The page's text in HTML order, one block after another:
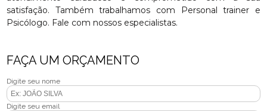
satisfação. Também trabalhamos com Personal trainer e
Psicólogo. Fale com nossos especialistas.
FAÇA UM ORÇAMENTO
Digite seu nome
Digite seu email